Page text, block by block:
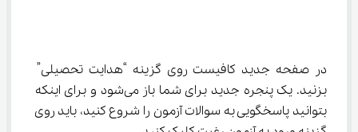
در صفحه جدید کافیست روی گزینه “هدایت تحصیلی”
بزنید. یک پنجره جدید برای شما باز می‌شود و برای اینکه
بتوانید پاسخگویی به سوالات آزمون را شروع کنید، باید روی